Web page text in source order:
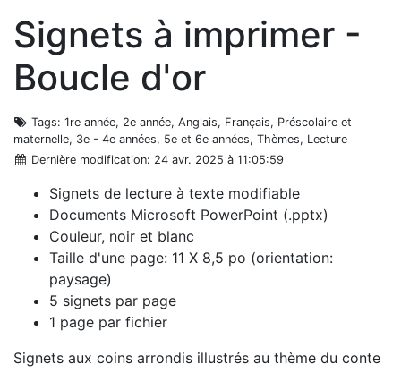
Signets à imprimer -
Boucle d'or
Tags: 1re année, 2e année, Anglais, Français, Préscolaire et
maternelle, 3e - 4e années, 5e et 6e années, Thèmes, Lecture
Dernière modification: 24 avr. 2025 à 11:05:59
Signets de lecture à texte modifiable
Documents Microsoft PowerPoint (.pptx)
Couleur, noir et blanc
Taille d'une page: 11 X 8,5 po (orientation:
paysage)
5 signets par page
1 page par fichier
Signets aux coins arrondis illustrés au thème du conte